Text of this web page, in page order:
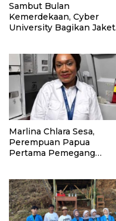
Sambut Bulan
Kemerdekaan, Cyber
University Bagikan Jaket
Marlina Chlara Sesa,
Perempuan Papua
Pertama Pemegang